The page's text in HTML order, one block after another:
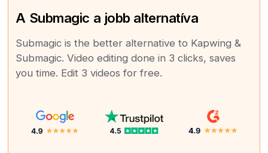
A Submagic a jobb alternatíva
Submagic is the better alternative to Kapwing &
Submagic. Video editing done in 3 clicks, saves
you time. Edit 3 videos for free.